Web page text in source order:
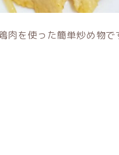
肉を使った簡単炒め物で